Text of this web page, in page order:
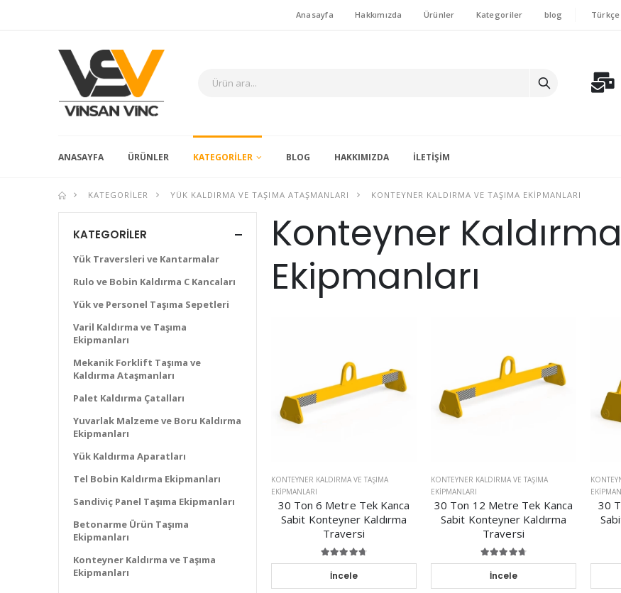
Anasayfa Hakkımızda Ürünler Kategoriler blog Türkçe
ANASAYFA ÜRÜNLER KATEGORILER BLOG HAKKIMIZDA İLETIŞIM
KATEGORILER YÜK KALDIRMA VE TAŞIMA ATAŞMANLARI KONTEYNER KALDIRMA VE TAŞIMA EKIPMANLARI
Konteyner
Ekipmanları
KONTEYNER KALDIRMA VE TAŞIMA
EKIPMANLARI
30 Ton 6 Metre Tek Kanca
Sabit Konteyner Kaldırma
Traversi
İncele
KONTEYNER KALDIRMA VE TAŞIMA
EKIPMANLARI
30 Ton 12 Metre Tek Kanca
Sabit Konteyner Kaldırma
Traversi
İncele
30
KATEGORILER
Yük Traversleri ve Kantarmalar
Rulo ve Bobin Kaldırma C Kancaları
Yük ve Personel Taşıma Sepetleri
Varil Kaldırma ve Taşıma
Ekipmanları
Mekanik Forklift Taşıma ve
Kaldırma Ataşmanları
Palet Kaldırma Çatalları
Yuvarlak Malzeme ve Boru Kaldırma
Ekipmanları
Yük Kaldırma Aparatları
Tel Bobin Kaldırma Ekipmanları
Sandiviç Panel Taşıma Ekipmanları
Betonarme Ürün Taşıma
Ekipmanları
Konteyner Kaldırma ve Taşıma
Ekipmanları